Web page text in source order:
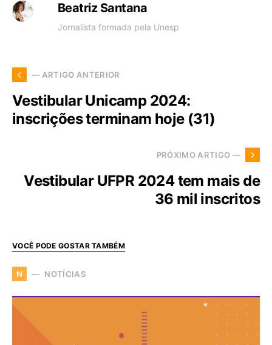
Beatriz Santana
Jornalista formada pela Unesp
— ARTIGO ANTERIOR
Vestibular Unicamp 2024:
inscrições terminam hoje (31)
PRÓXIMO ARTIGO —
Vestibular UFPR 2024 tem mais de
36 mil inscritos
VOCÊ PODE GOSTAR TAMBÉM
N NOTÍCIAS